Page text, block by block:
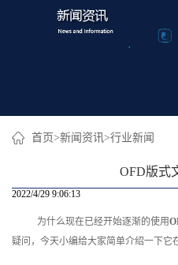
首页>新闻资讯>行业新闻
OFD版式
2022/4/29 9:06:13
为什么现在已经开始逐渐的使用
疑问，今天小编给大家简单介绍一下它